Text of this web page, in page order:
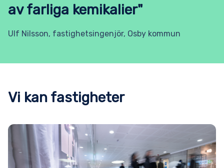
av farliga kemikalier"
Ulf Nilsson, fastighetsingenjör, Osby kommun
Vi kan fastigheter